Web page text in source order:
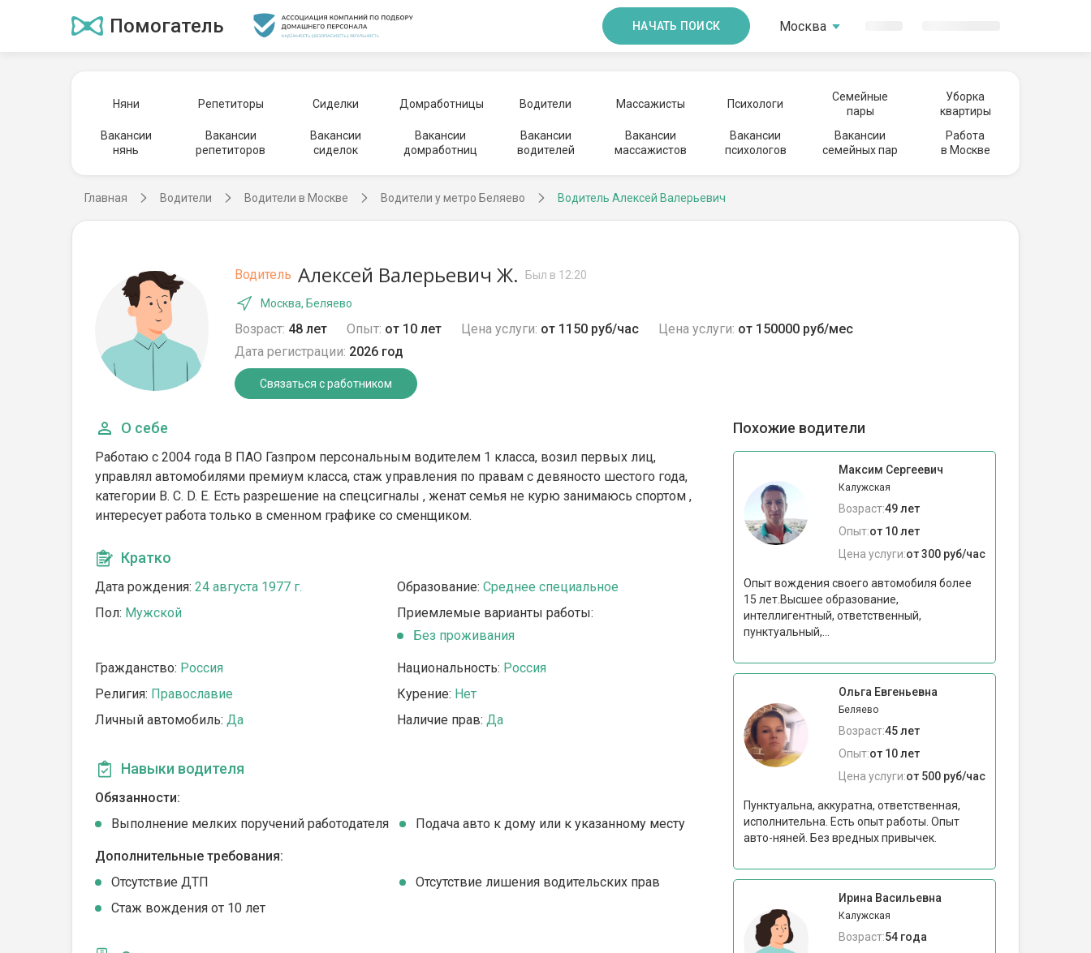
Помогатель НАЧАТЬ ПОИСК Москва
Няни Репетиторы Сиделки Домработницы Водители Массажисты Психологи
Семейные
пары
Уборка
квартиры
Вакансии
нянь
Вакансии
репетиторов
Вакансии
сиделок
Вакансии
домработниц
Вакансии
водителей
Вакансии
массажистов
Вакансии
психологов
Вакансии
семейных пар
Работа
в Москве
Главная Водители Водители в Москве Водители у метро Беляево Водитель Алексей Валерьевич
Водитель Алексей Валерьевич Ж. Был в 12:20
Москва, Беляево
Возраст: 48 лет Опыт: от 10 лет Цена услуги: от 1150 руб/час Цена услуги: от 150000 руб/мес
Дата регистрации: 2026 год
Связаться с работником
О себе
Работаю с 2004 года В ПАО Газпром персональным водителем 1 класса, возил первых лиц,
управлял автомобилями премиум класса, стаж управления по правам с девяносто шестого года,
категории B. C. D. E. Есть разрешение на спецсигналы , женат семья не курю занимаюсь спортом ,
интересует работа только в сменном графике со сменщиком.
Кратко
Дата рождения: 24 августа 1977 г. Образование: Среднее специальное
Пол: Мужской
Приемлемые варианты работы:
Без проживания
Гражданство: Россия Национальность: Россия
Религия: Православие Курение: Нет
Личный автомобиль: Да Наличие прав: Да
Навыки водителя
Обязанности:
Выполнение мелких поручений работодателя
Подача авто к дому или к указанному месту
Дополнительные требования:
Отсутствие ДТП
Отсутствие лишения водительских прав
Стаж вождения от 10 лет
Похожие водители
Максим Сергеевич
Калужская
Возраст:49 лет
Опыт:от 10 лет
Цена услуги:от 300 руб/час
Опыт вождения своего автомобиля более
15 лет.Высшее образование,
интеллигентный, ответственный,
пунктуальный,...
Ольга Евгеньевна
Беляево
Возраст:45 лет
Опыт:от 10 лет
Цена услуги:от 500 руб/час
Пунктуальна, аккуратна, ответственная,
исполнительна. Есть опыт работы. Опыт
авто-няней. Без вредных привычек.
Ирина Васильевна
Калужская
Возраст:54 года